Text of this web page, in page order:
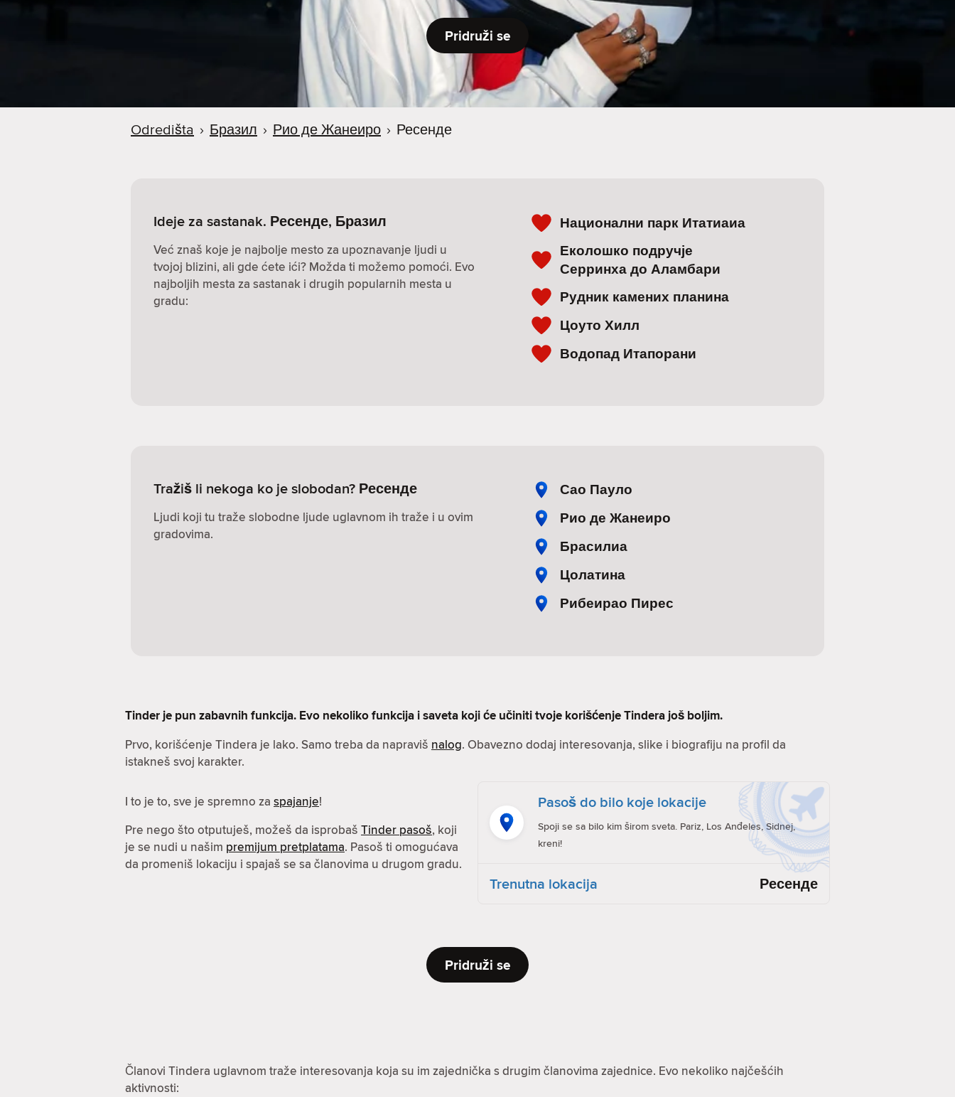
Pridruži se
Odredišta › Бразил › Рио де Жанеиро › Ресенде
Ideje za sastanak. Ресенде, Бразил
Već znaš koje je najbolje mesto za upoznavanje ljudi u
tvojoj blizini, ali gde ćete ići? Možda ti možemo pomoći. Evo
najboljih mesta za sastanak i drugih popularnih mesta u
gradu:
Национални парк Итатиаиа
Еколошко подручје
Серринха до Аламбари
Рудник камених планина
Цоуто Хилл
Водопад Итапорани
Tražiš li nekoga ko je slobodan? Ресенде
Ljudi koji tu traže slobodne ljude uglavnom ih traže i u ovim
gradovima.
Сао Пауло
Рио де Жанеиро
Брасилиа
Цолатина
Рибеирао Пирес
Tinder je pun zabavnih funkcija. Evo nekoliko funkcija i saveta koji će učiniti tvoje korišćenje Tindera još boljim.
Prvo, korišćenje Tindera je lako. Samo treba da napraviš nalog. Obavezno dodaj interesovanja, slike i biografiju na profil da
istakneš svoj karakter.
I to je to, sve je spremno za spajanje!
Pre nego što otputuješ, možeš da isprobaš Tinder pasoš, koji
je se nudi u našim premijum pretplatama. Pasoš ti omogućava
da promeniš lokaciju i spajaš se sa članovima u drugom gradu.
Pasoš do bilo koje lokacije
Spoji se sa bilo kim širom sveta. Pariz, Los Anđeles, Sidnej,
kreni!
Trenutna lokacija Ресенде
Pridruži se
Članovi Tindera uglavnom traže interesovanja koja su im zajednička s drugim članovima zajednice. Evo nekoliko najčešćih
aktivnosti: